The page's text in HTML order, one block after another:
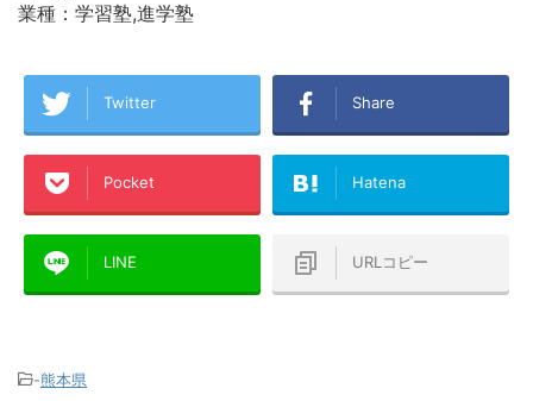
業種：学習塾,進学塾
Twitter Share
Pocket Hatena
LINE URLコピー
-熊本県